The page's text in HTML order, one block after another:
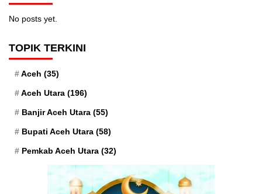
No posts yet.
TOPIK TERKINI
Aceh (35)
Aceh Utara (196)
Banjir Aceh Utara (55)
Bupati Aceh Utara (58)
Pemkab Aceh Utara (32)